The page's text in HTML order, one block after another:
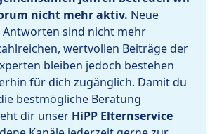
nicht mehr aktiv. Neue
Antworten sind nicht mehr
wertvollen Beiträge der
bleiben jedoch bestehen
für dich zugänglich. Damit du
bestmögliche Beratung
dir unser HiPP Elternservice